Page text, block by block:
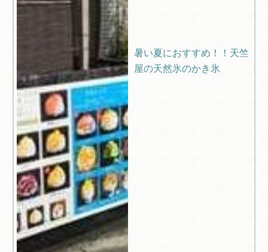
暑い夏におすすめ！！天竺
屋の天然氷のかき氷